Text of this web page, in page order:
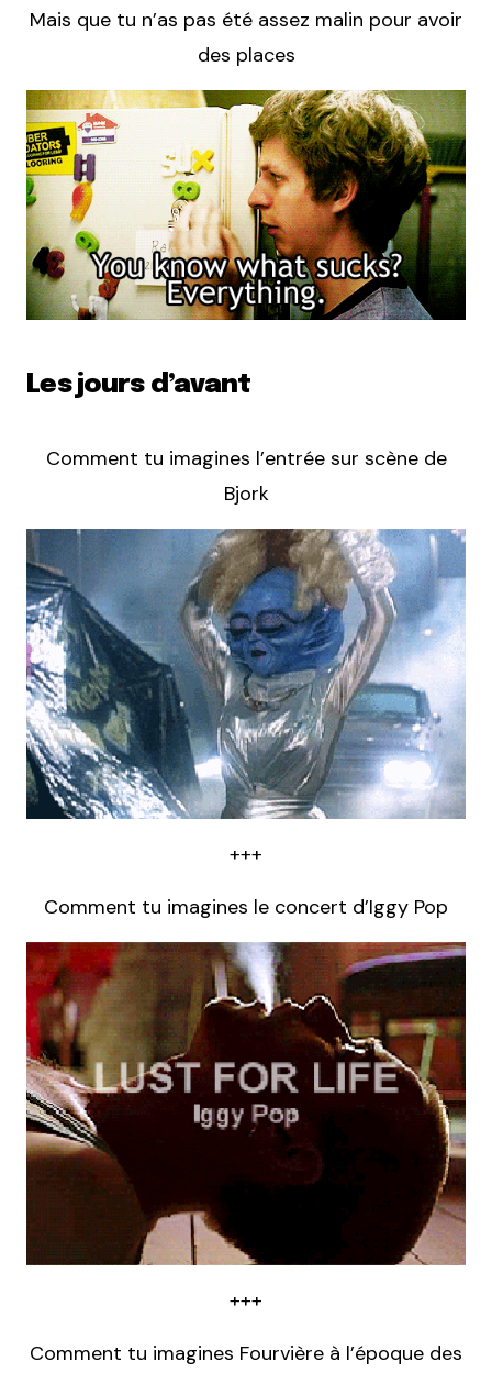
Mais que tu n’as pas été assez malin pour avoir
des places
Les jours d’avant
Comment tu imagines l’entrée sur scène de
Bjork
+++
Comment tu imagines le concert d’Iggy Pop
+++
Comment tu imagines Fourvière à l’époque des